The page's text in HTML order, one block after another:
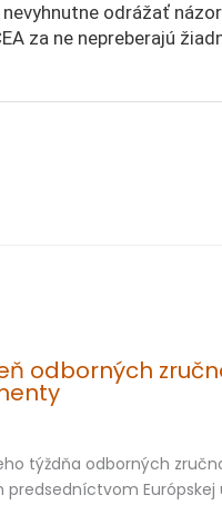
odrážať
za ne nepreberajú
odborných
týždňa odborných
predsedníctvom Európskej